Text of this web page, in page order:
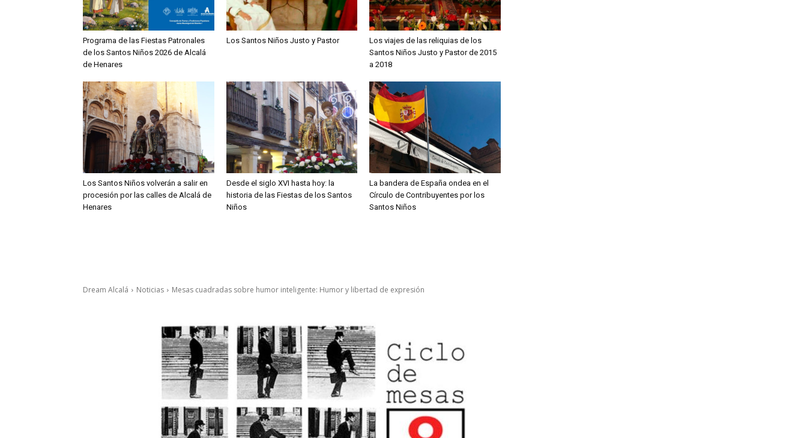
Programa de las Fiestas Patronales
de los Santos Niños 2026 de Alcalá
de Henares
Los Santos Niños Justo y Pastor
Los viajes de las reliquias de los
Santos Niños Justo y Pastor de 2015
a 2018
Los Santos Niños volverán a salir en
procesión por las calles de Alcalá de
Henares
Desde el siglo XVI hasta hoy: la
historia de las Fiestas de los Santos
Niños
La bandera de España ondea en el
Círculo de Contribuyentes por los
Santos Niños